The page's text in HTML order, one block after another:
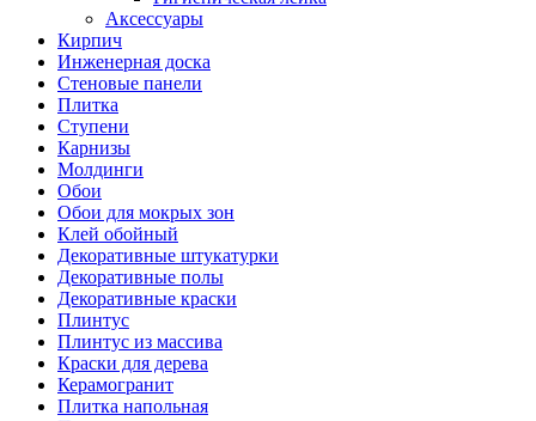
Аксессуары
Кирпич
Инженерная доска
Стеновые панели
Плитка
Ступени
Карнизы
Молдинги
Обои
Обои для мокрых зон
Клей обойный
Декоративные штукатурки
Декоративные полы
Декоративные краски
Плинтус
Плинтус из массива
Краски для дерева
Керамогранит
Плитка напольная